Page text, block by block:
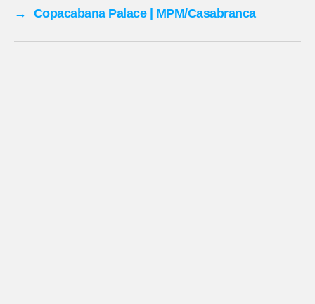
→
Copacabana Palace | MPM/Casabranca